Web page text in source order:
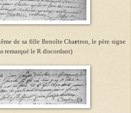
de sa fille Benoîte Chartron, le père signe
remarqué le R discordant)